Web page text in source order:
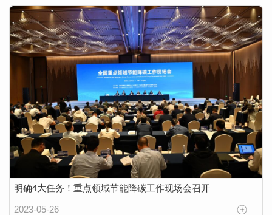
明确4大任务！重点领域节能降碳工作现场会召开
2023-05-26
国内市场二季度双氧水：炒涨后价格回落